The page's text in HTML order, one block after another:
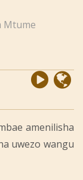
Mtume
amenilisha
uwezo wangu